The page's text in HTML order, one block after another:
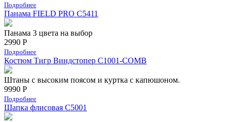
Подробнее
Панама FIELD PRO С5411
Панама 3 цвета на выбор
2990 Р
Подробнее
Костюм Тигр Виндстопер C1001-COMB
Штаны с высоким поясом и куртка с капюшоном.
9990 Р
Подробнее
Шапка флисовая С5001